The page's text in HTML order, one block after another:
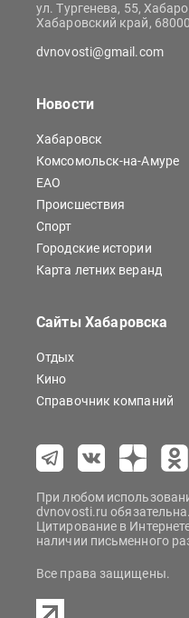
ул. Тургенева, 55,
Хабаровский край,
dvnovosti@gmail.com
Новости
Хабаровск
Комсомольск-на-Амуре
ЕАО
Происшествия
Спорт
Городские истории
Карта летних веранд
Сайты Хабаровска
Отдых
Кино
Справочник компаний
При любом
dvnovosti.ru обязательна.
Цитирование в
наличии письменного
Все права защищены.